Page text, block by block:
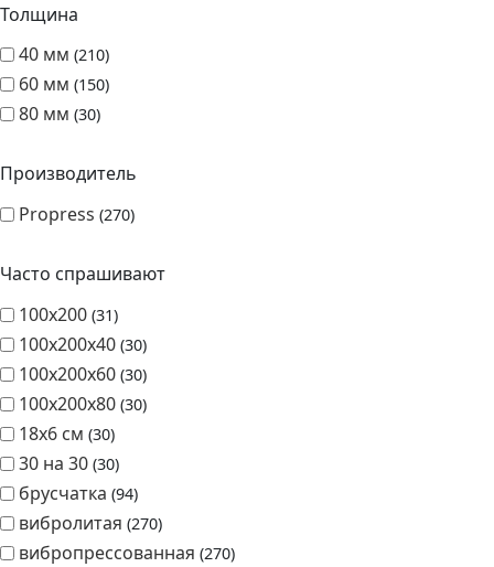
Толщина
40 мм 210
60 мм 150
80 мм 30
Производитель
Propress 270
Часто спрашивают
100х200 31
100х200х40 30
100х200х60 30
100х200х80 30
18х6 см 30
30 на 30 30
брусчатка 94
вибролитая 270
вибропрессованная 270